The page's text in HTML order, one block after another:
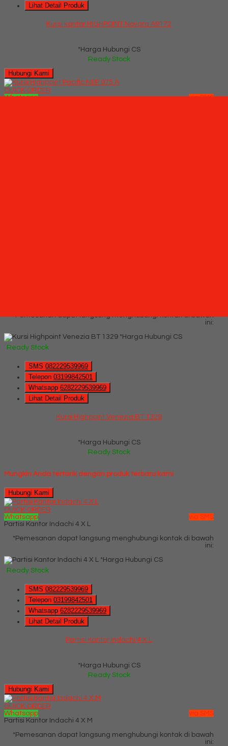
Lihat Detail Produk
Kursi kantor HIGHPOINT Novara A9172
*Harga Hubungi CS
Ready Stock
Hubungi Kami
QUICK ORDER
Whatsapp
via SMS
*Pemesanan dapat langsung menghubungi kontak di bawah
ini:
*Harga Hubungi CS
Ready Stock
SMS 082229539969
Telepon 03199842501
Whatsapp 6282229539969
Lihat Detail Produk
Kursi Highpoint Venezia BT 1329
*Harga Hubungi CS
Ready Stock
Mungkin Anda tertarik dengan produk terbaru kami
Hubungi Kami
QUICK ORDER
Whatsapp
via SMS
Partisi Kantor Indachi 4 X L
*Pemesanan dapat langsung menghubungi kontak di bawah
ini:
*Harga Hubungi CS
Ready Stock
SMS 082229539969
Telepon 03199842501
Whatsapp 6282229539969
Lihat Detail Produk
Partisi Kantor Indachi 4 X L
*Harga Hubungi CS
Ready Stock
Hubungi Kami
QUICK ORDER
Whatsapp
via SMS
Partisi Kantor Indachi 4 X M
*Pemesanan dapat langsung menghubungi kontak di bawah
ini: